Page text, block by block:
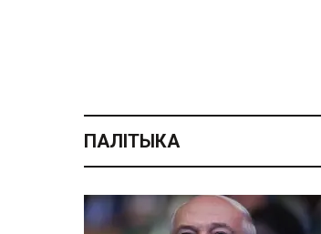
ПАЛІТЫКА